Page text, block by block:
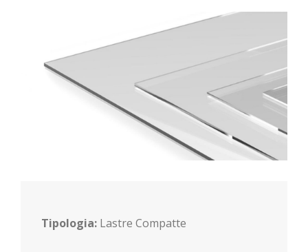
Tipologia: Lastre Compatte